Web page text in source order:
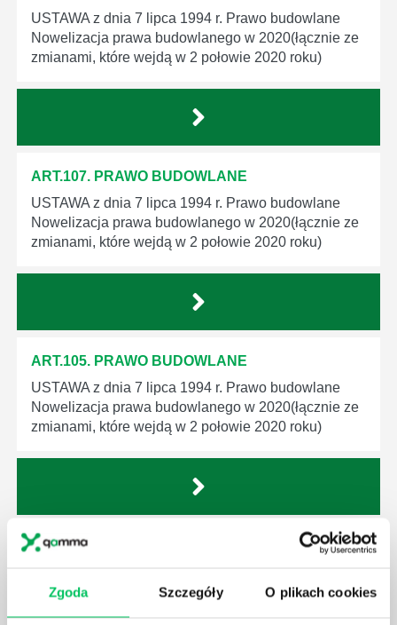
Zgoda Szczegóły O plikach cookies
USTAWA z dnia 7 lipca 1994 r. Prawo budowlane
Nowelizacja prawa budowlanego w 2020(łącznie ze
zmianami, które wejdą w 2 połowie 2020 roku)
ART.107. PRAWO BUDOWLANE
USTAWA z dnia 7 lipca 1994 r. Prawo budowlane
Nowelizacja prawa budowlanego w 2020(łącznie ze
zmianami, które wejdą w 2 połowie 2020 roku)
ART.105. PRAWO BUDOWLANE
USTAWA z dnia 7 lipca 1994 r. Prawo budowlane
Nowelizacja prawa budowlanego w 2020(łącznie ze
zmianami, które wejdą w 2 połowie 2020 roku)
ART.104. PRAWO BUDOWLANE
Nowelizacja prawa budowlanego w 2020(łącznie ze